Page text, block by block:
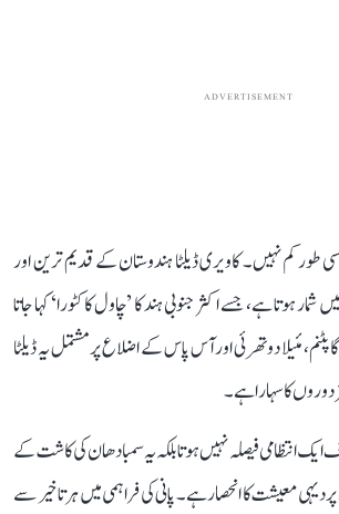
ADVERTISEMENT
طور کم نہیں۔ کاویری ڈیلٹا ہندوستان کے قدیم ترین اور
ہوتا ہے، جسے اکثر جنوبی ہند کا ’چاول کا کٹورا‘ کہا جاتا
مئیلا دوتھرئی اور آس پاس کے اضلاع پر مشتمل یہ ڈیلٹا
کا سہارا ہے۔
ایک انتظامی فیصلہ نہیں ہوتا بلکہ یہ سمبا دھان کی کاشت کے
دیہی معیشت کا انحصار ہے۔ پانی کی فراہمی میں ہر تاخیر سے